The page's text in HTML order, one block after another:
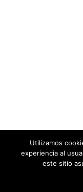
Utilizamos
experiencia al
este sitio